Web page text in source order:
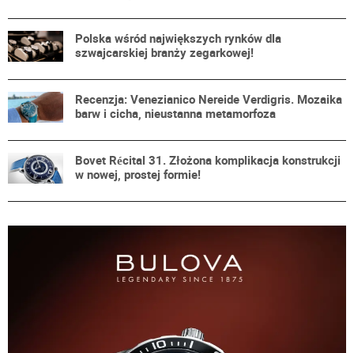
Polska wśród największych rynków dla
szwajcarskiej branży zegarkowej!
Recenzja: Venezianico Nereide Verdigris. Mozaika
barw i cicha, nieustanna metamorfoza
Bovet Récital 31. Złożona komplikacja konstrukcji
w nowej, prostej formie!